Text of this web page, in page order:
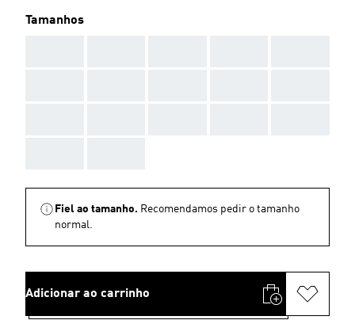
Tamanhos
Fiel ao tamanho. Recomendamos pedir o tamanho
normal.
Adicionar ao carrinho